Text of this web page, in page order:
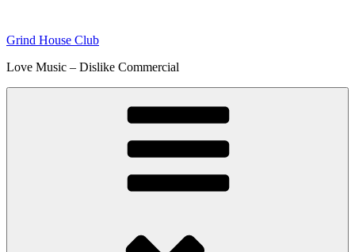
content
Grind House Club
Love Music – Dislike Commercial